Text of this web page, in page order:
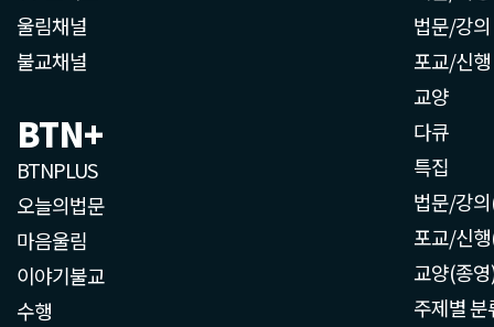
울림채널
불교채널
BTN+
BTNPLUS
오늘의법문
마음울림
이야기불교
수행
법문/강의
포교/신행
교양
다큐
특집
법문/강
포교/신
교양(종
주제별 분